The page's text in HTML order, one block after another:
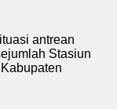
antrean
Stasiun